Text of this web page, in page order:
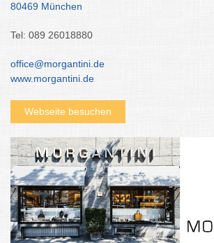
80469 München
Tel: 089 26018880
office@morgantini.de
www.morgantini.de
Webseite besuchen